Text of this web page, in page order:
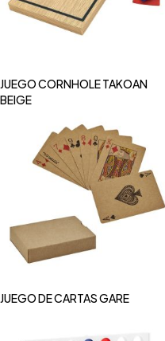
JUEGO CORNHOLE TAKOAN
BEIGE
JUEGO DE CARTAS GARE